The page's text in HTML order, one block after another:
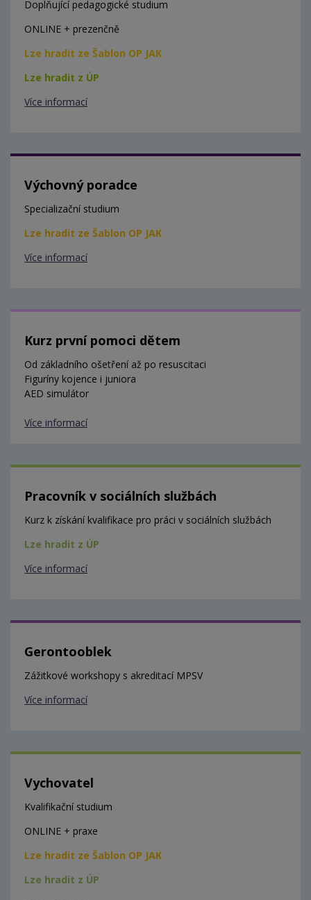
Doplňující pedagogické studium
ONLINE + prezenčně
Lze hradit ze Šablon OP JAK
Lze hradit z ÚP
Více informací
Výchovný poradce
Specializační studium
Lze hradit ze Šablon OP JAK
Více informací
Kurz první pomoci dětem
Od základního ošetření až po resuscitaci
Figuríny kojence i juniora
AED simulátor
Více informací
Pracovník v sociálních službách
Kurz k získání kvalifikace pro práci v sociálních službách
Lze hradit z ÚP
Více informací
Gerontooblek
Zážitkové workshopy s akreditací MPSV
Více informací
Vychovatel
Kvalifikační studium
ONLINE + praxe
Lze hradit ze Šablon OP JAK
Lze hradit z ÚP